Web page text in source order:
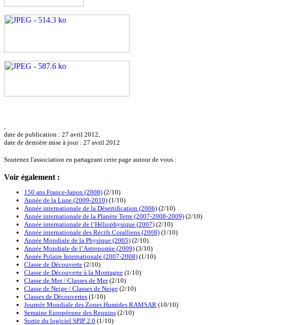
date de publication : 27 avril 2012,
date de dernière mise à jour : 27 avril 2012
Soutenez l'association en partageant cette page autour de vous :
Voir également :
150 ans France-Japon (2008) (2/10)
Année de la Lune (2009-2010) (1/10)
Année internationale de la Désertification (2006) (2/10)
Année internationale de la Planète Terre (2007-2008-2009) (2/10)
Année internationale de l’Héliophysique (2007) (2/10)
Année internationale des Récifs Coralliens (2008) (1/10)
Année Mondiale de la Physique (2005) (2/10)
Année Mondiale de l’Astronomie (2009) (3/10)
Année Polaire Internationale (2007-2008) (1/10)
Classe de Découverte (2/10)
Classe de Découverte à la Montagne (1/10)
Classe de Mer / Classes de Mer (2/10)
Classe de Neige / Classes de Neige (2/10)
Classes de Découvertes (1/10)
Journée Mondiale des Zones Humides RAMSAR (10/10)
Semaine Européenne des Requins (2/10)
Sortie du logiciel SPIP 2.0 (1/10)